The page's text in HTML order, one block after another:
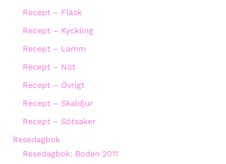
Recept – Fläsk
Recept – Kyckling
Recept – Lamm
Recept – Nöt
Recept – Övrigt
Recept – Skaldjur
Recept – Sötsaker
Resedagbok
Resedagbok: Boden 2011